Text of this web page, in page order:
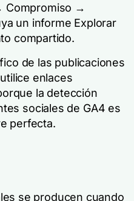
Compromiso →
un informe Explorar
compartido.
de las publicaciones
enlaces
la detección
sociales de GA4 es
perfecta.
se producen cuando